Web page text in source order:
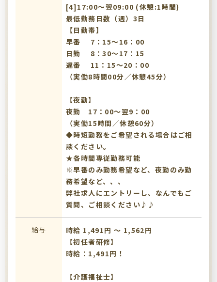
[4]17:00〜翌09:00 (休憩:1時間)
最低勤務日数（週）3日
【日勤帯】
早番 7：15～16：00
日勤 8：30～17：15
遅番 11：15～20：00
（実働8時間00分／休憩45分）
【夜勤】
夜勤 17：00～翌9：00
（実働15時間／休憩60分）
◆時短勤務をご希望される場合はご相
談ください。
★各時間専従勤務可能
※早番のみ勤務希望など、夜勤のみ勤
務希望など、、、
弊社求人にエントリーし、なんでもご
質問、ご相談ください♪♪
給与
時給 1,491円 〜 1,562円
【初任者研修】
時給：1,491円！
【介護福祉士】